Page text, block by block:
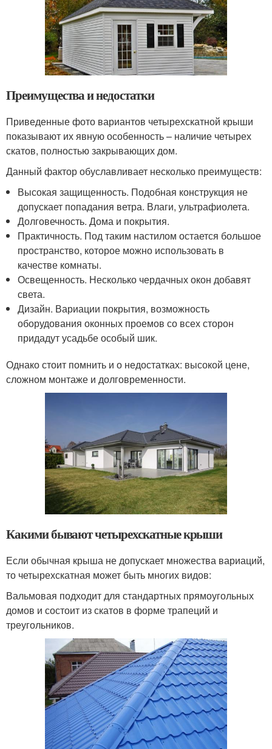
Преимущества и недостатки
Приведенные фото вариантов четырехскатной крыши
показывают их явную особенность – наличие четырех
скатов, полностью закрывающих дом.
Данный фактор обуславливает несколько преимуществ:
Высокая защищенность. Подобная конструкция не
допускает попадания ветра. Влаги, ультрафиолета.
Долговечность. Дома и покрытия.
Практичность. Под таким настилом остается большое
пространство, которое можно использовать в
качестве комнаты.
Освещенность. Несколько чердачных окон добавят
света.
Дизайн. Вариации покрытия, возможность
оборудования оконных проемов со всех сторон
придадут усадьбе особый шик.
Однако стоит помнить и о недостатках: высокой цене,
сложном монтаже и долговременности.
Какими бывают четырехскатные крыши
Если обычная крыша не допускает множества вариаций,
то четырехскатная может быть многих видов:
Вальмовая подходит для стандартных прямоугольных
домов и состоит из скатов в форме трапеций и
треугольников.